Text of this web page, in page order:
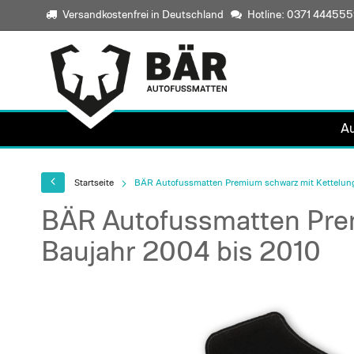
Versandkostenfrei in Deutschland Hotline: 0371
Startseite BÄR Autofussmatten Premium schwarz mit
BÄR Autofussmatten
Baujahr 2004 bis 2010